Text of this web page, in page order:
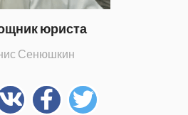
юриста
Сенюшкин